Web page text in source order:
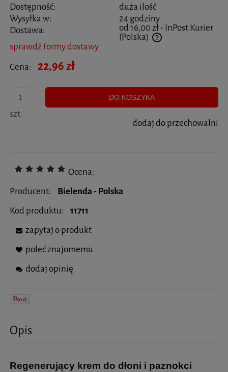
Dostępność:
duża ilość
Wysyłka w:
24 godziny
Dostawa:
od 16,00 zł- InPost Kurier
(Polska)
Cena nie zawiera ewentualnych kosztów płatności
sprawdź formy dostawy
Cena:
22,96 zł
szt.
DO KOSZYKA
dodaj do przechowalni
Ocena:
Producent:
Bielenda - Polska
Kod produktu:
11711
zapytaj o produkt
poleć znajomemu
dodaj opinię
Opis
Regenerujący krem do dłoni i paznokci